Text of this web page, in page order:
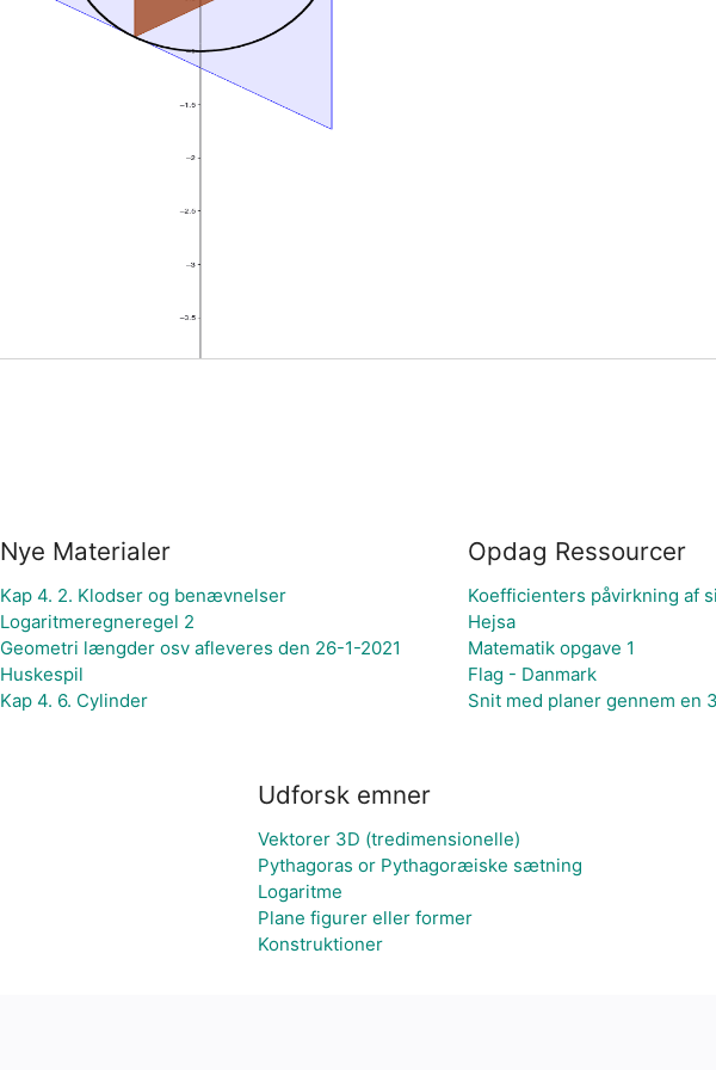
Nye Materialer
Kap 4. 2. Klodser og benævnelser
Logaritmeregneregel 2
Geometri længder osv afleveres den 26-1-2021
Huskespil
Kap 4. 6. Cylinder
Opdag Ressourcer
Koefficienters påvirkning af
Hejsa
Matematik opgave 1
Flag - Danmark
Snit med planer gennem en
Udforsk emner
Vektorer 3D (tredimensionelle)
Pythagoras or Pythagoræiske sætning
Logaritme
Plane figurer eller former
Konstruktioner